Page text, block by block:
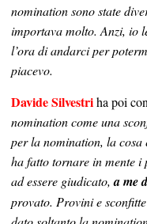
nomination sono state
importava molto. Anzi, io
l’ora di andarci per
piacevo.
Davide Silvestriha poi
nomination come una
per la nomination, la
ha fatto tornare in mente i
ad essere giudicato,a me
provato. Provini e